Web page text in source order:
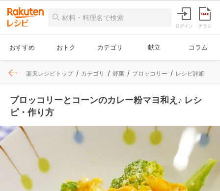
ログイン チラシ
おすすめ おトク カテゴリ 献立 コラム
楽天レシピトップ カテゴリ 野菜 ブロッコリー レシピ詳細
ブロッコリーとコーンのカレー粉マヨ和え♪ レシ
ピ・作り方